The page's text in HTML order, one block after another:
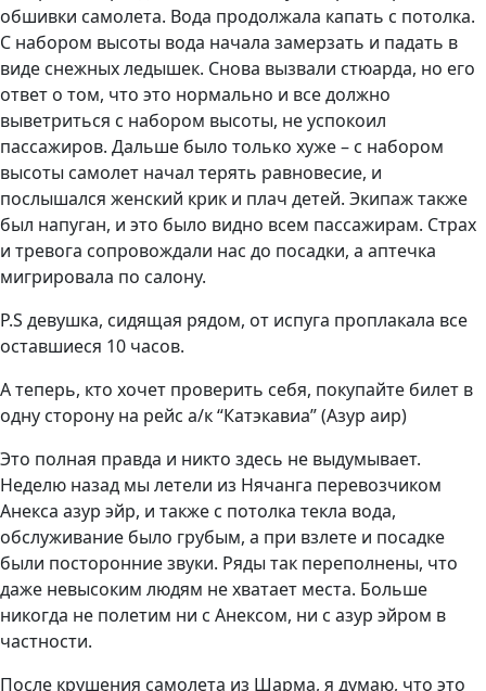
обшивки самолета. Вода продолжала капать с потолка.
С набором высоты вода начала замерзать и падать в
виде снежных ледышек. Снова вызвали стюарда, но его
ответ о том, что это нормально и все должно
выветриться с набором высоты, не успокоил
пассажиров. Дальше было только хуже – с набором
высоты самолет начал терять равновесие, и
послышался женский крик и плач детей. Экипаж также
был напуган, и это было видно всем пассажирам. Страх
и тревога сопровождали нас до посадки, а аптечка
мигрировала по салону.
P.S девушка, сидящая рядом, от испуга проплакала все
оставшиеся 10 часов.
А теперь, кто хочет проверить себя, покупайте билет в
одну сторону на рейс а/к “Катэкавиа” (Азур аир)
Это полная правда и никто здесь не выдумывает.
Неделю назад мы летели из Нячанга перевозчиком
Анекса азур эйр, и также с потолка текла вода,
обслуживание было грубым, а при взлете и посадке
были посторонние звуки. Ряды так переполнены, что
даже невысоким людям не хватает места. Больше
никогда не полетим ни с Анексом, ни с азур эйром в
частности.
После крушения самолета из Шарма, я думаю, что это